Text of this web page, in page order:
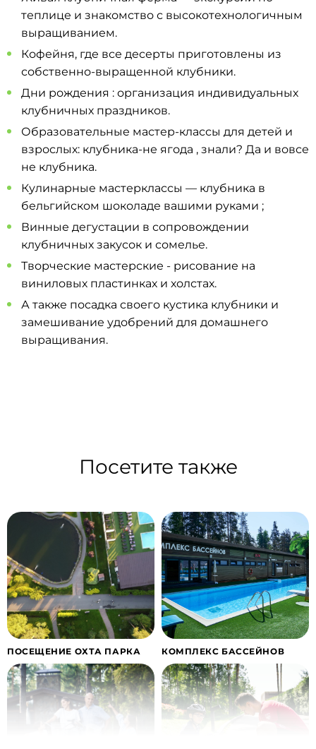
теплице и знакомство с высокотехнологичным
выращиванием.
Кофейня, где все десерты приготовлены из
собственно-выращенной клубники.
Дни рождения : организация индивидуальных
клубничных праздников.
Образовательные мастер-классы для детей и
взрослых: клубника-не ягода , знали? Да и вовсе
не клубника.
Кулинарные мастерклассы — клубника в
бельгийском шоколаде вашими руками ;
Винные дегустации в сопровождении
клубничных закусок и сомелье.
Творческие мастерские - рисование на
виниловых пластинках и холстах.
А также посадка своего кустика клубники и
замешивание удобрений для домашнего
выращивания.
Посетите также
ПОСЕЩЕНИЕ ОХТА ПАРКА КОМПЛЕКС БАССЕЙНОВ